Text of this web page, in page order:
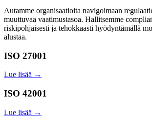
Autamme organisaatioita navigoimaan
muuttuvaa vaatimustasoa. Hallitsemme
riskipohjaisesti ja tehokkaasti hyödyntämällä
alustaa.
ISO 27001
Lue lisää →
ISO 42001
Lue lisää →